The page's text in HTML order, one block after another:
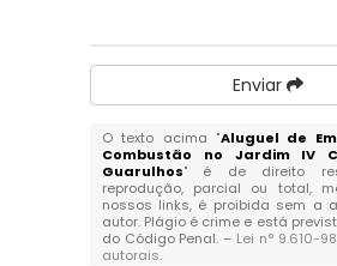
Enviar
O texto acima "Aluguel de
Combustão no Jardim IV
Guarulhos" é de direito
reprodução, parcial ou total,
nossos links, é proibida sem a
autor. Plágio é crime e está
do Código Penal. – Lei n° 9.610-
autorais.